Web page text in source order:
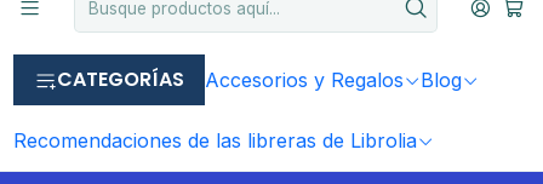
CATEGORÍAS Accesorios y Regalos Blog
Recomendaciones de las libreras de Librolia